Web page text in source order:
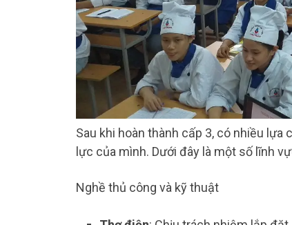
Sau khi hoàn thành cấp 3, có nhiều
lực của mình. Dưới đây là một số lĩnh
Nghề thủ công và kỹ thuật